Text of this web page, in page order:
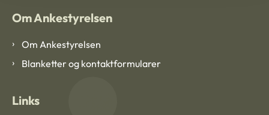
Om Ankestyrelsen
Om Ankestyrelsen
Blanketter og kontaktformularer
Links